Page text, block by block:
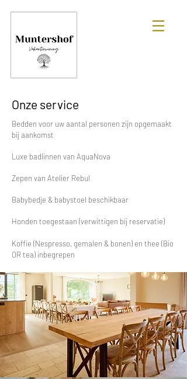
Onze service
Bedden voor uw aantal personen zijn opgemaakt
bij aankomst
Luxe badlinnen van AquaNova
Zepen van Atelier Rebul
Babybedje & babystoel beschikbaar
Honden toegestaan (verwittigen bij reservatie)
Koffie (Nespresso, gemalen & bonen) en thee (Bio
OR tea) inbegrepen